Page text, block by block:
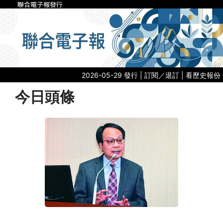
聯合電子報發行
2026-05-29 發行 | 訂閱／退訂 看歷史報份
今日頭條